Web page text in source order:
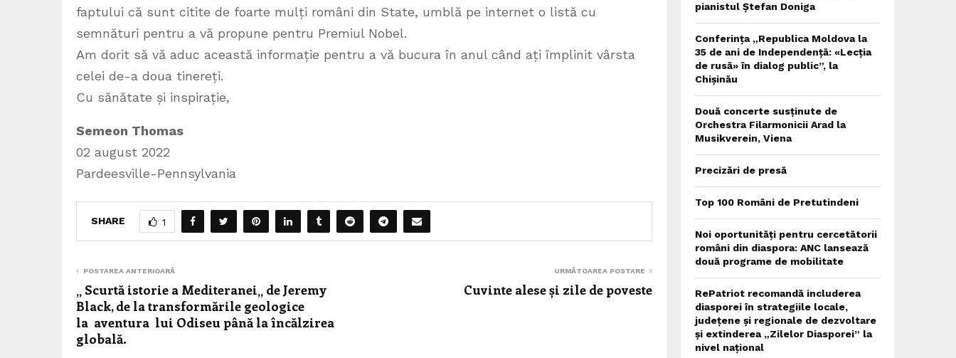
faptului că sunt citite de foarte mulți români din State, umblă pe internet o listă cu
semnături pentru a vă propune pentru Premiul Nobel.
Am dorit să vă aduc această informație pentru a vă bucura în anul când ați împlinit vârsta
celei de-a doua tinereți.
Cu sănătate și inspirație,
Semeon Thomas
02 august 2022
Pardeesville-Pennsylvania
SHARE 1
POSTAREA ANTERIOARĂ
„ Scurtă istorie a Mediteranei„ de Jeremy
Black, de la transformările geologice
la aventura lui Odiseu până la încălzirea
globală.
URMĂTOAREA POSTARE
Cuvinte alese și zile de poveste
pianistul Ștefan Doniga
Conferința „Republica Moldova la
35 de ani de Independență: «Lecția
de rusă» în dialog public”, la
Chișinău
Două concerte susținute de
Orchestra Filarmonicii Arad la
Musikverein, Viena
Precizări de presă
Top 100 Români de Pretutindeni
Noi oportunități pentru cercetătorii
români din diaspora: ANC lansează
două programe de mobilitate
RePatriot recomandă includerea
diasporei în strategiile locale,
județene și regionale de dezvoltare
și extinderea „Zilelor Diasporei” la
nivel național